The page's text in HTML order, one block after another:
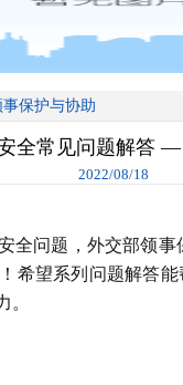
事保护与协助
全常见问题解答
2022/08/18
全问题，外交部领
希望系列问题解答